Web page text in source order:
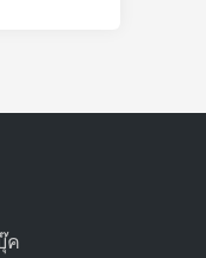
ค